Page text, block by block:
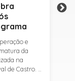
e
da
na
de Castro. A
de 53